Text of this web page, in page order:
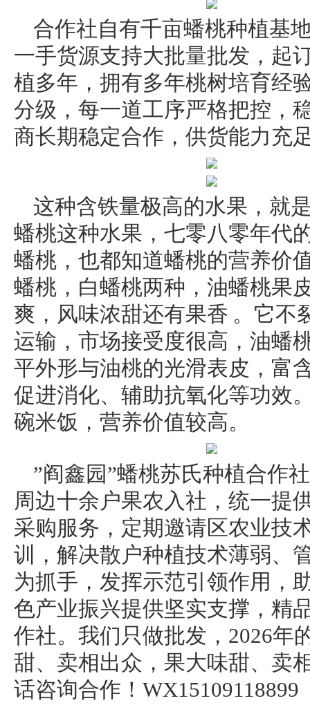
合作社自有千亩蟠桃种植基
一手货源支持大批量批发，起
植多年，拥有多年桃树培育经
分级，每一道工序严格把控，
商长期稳定合作，供货能力充
这种含铁量极高的水果，就
蟠桃这种水果，七零八零年代
蟠桃，也都知道蟠桃的营养价
蟠桃，白蟠桃两种，‌油蟠桃果
爽，风味浓甜还有果香 。它不
运输，市场接受度很高，油蟠
平外形与油桃的光滑表皮，富
促进消化、辅助抗氧化等功效
碗米饭，营养价值较高。
”阎鑫园”蟠桃苏氏种植合作
周边十余户果农入社，统一提
采购服务，定期邀请区农业技
训，解决散户种植技术薄弱、
为抓手，发挥示范引领作用，
色产业振兴提供坚实支撑，精
作社。我们只做批发，2026年
甜、卖相出众，果大味甜、卖
话咨询合作！WX15109118899